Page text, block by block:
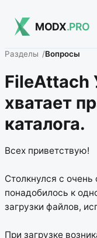
MODX.PRO
Разделы Вопросы
FileAttach
хватает
каталога.
Всех приветствую!
Столкнулся с
понадобилось к
загрузки файлов,
При загрузке